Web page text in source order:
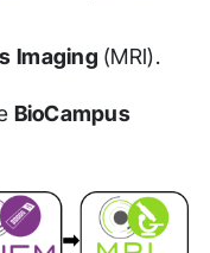
Imaging (MRI).
BioCampus